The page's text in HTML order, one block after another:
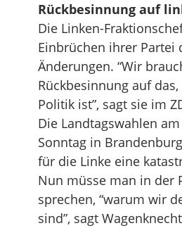
Rückbesinnung auf
Die Linken-
Einbrüchen ihrer Partei
Änderungen. “Wir
Rückbesinnung auf
Politik ist”, sagt sie im
Die Landtagswahlen
Sonntag in
für die Linke eine
Nun müsse man in der
sprechen, “warum wir
sind”, sagt